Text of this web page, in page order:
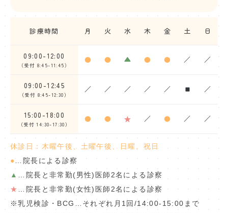
診療時間 月 火 水 木 金 土 日
09:00-12:00
（受付 8:45-11:45）
● ● ▲ ● ● ／ ／
09:00-12:45
（受付 8:45-12:30）
／ ／ ／ ／ ／ ／
15:00-18:00
（受付 14:30-17:30）
● ● ★ ／ ● ／ ／
休診日：木曜午後、土曜午後、日曜、祝日
●…院長による診察
▲ …院長と非常勤(男性)医師2名による診察
★ …院長と非常勤(女性)医師2名による診察
※乳児検診・BCG…それぞれ月1回/14:00-15:00まで